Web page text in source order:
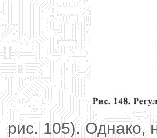
рис. 105). Однако,